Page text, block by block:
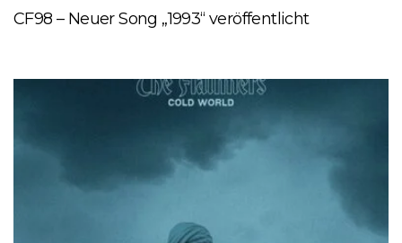
CF98 – Neuer Song „1993“ veröffentlicht